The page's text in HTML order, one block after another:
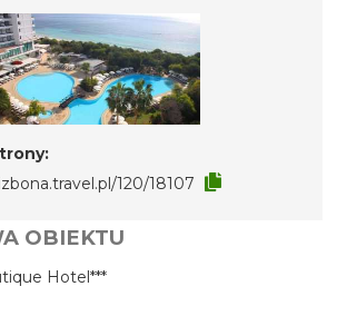
120/18107
OBIEKTU
Hotel***